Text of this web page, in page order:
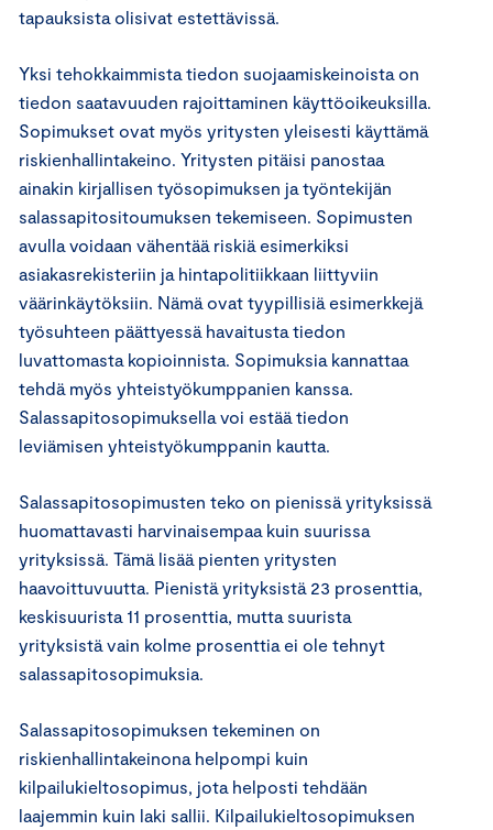
tapauksista olisivat estettävissä.
Yksi tehokkaimmista tiedon suojaamiskeinoista on
tiedon saatavuuden rajoittaminen käyttöoikeuksilla.
Sopimukset ovat myös yritysten yleisesti käyttämä
riskienhallintakeino. Yritysten pitäisi panostaa
ainakin kirjallisen työsopimuksen ja työntekijän
salassapitositoumuksen tekemiseen. Sopimusten
avulla voidaan vähentää riskiä esimerkiksi
asiakasrekisteriin ja hintapolitiikkaan liittyviin
väärinkäytöksiin. Nämä ovat tyypillisiä esimerkkejä
työsuhteen päättyessä havaitusta tiedon
luvattomasta kopioinnista. Sopimuksia kannattaa
tehdä myös yhteistyökumppanien kanssa.
Salassapitosopimuksella voi estää tiedon
leviämisen yhteistyökumppanin kautta.
Salassapitosopimusten teko on pienissä yrityksissä
huomattavasti harvinaisempaa kuin suurissa
yrityksissä. Tämä lisää pienten yritysten
haavoittuvuutta. Pienistä yrityksistä 23 prosenttia,
keskisuurista 11 prosenttia, mutta suurista
yrityksistä vain kolme prosenttia ei ole tehnyt
salassapitosopimuksia.
Salassapitosopimuksen tekeminen on
riskienhallintakeinona helpompi kuin
kilpailukieltosopimus, jota helposti tehdään
laajemmin kuin laki sallii. Kilpailukieltosopimuksen